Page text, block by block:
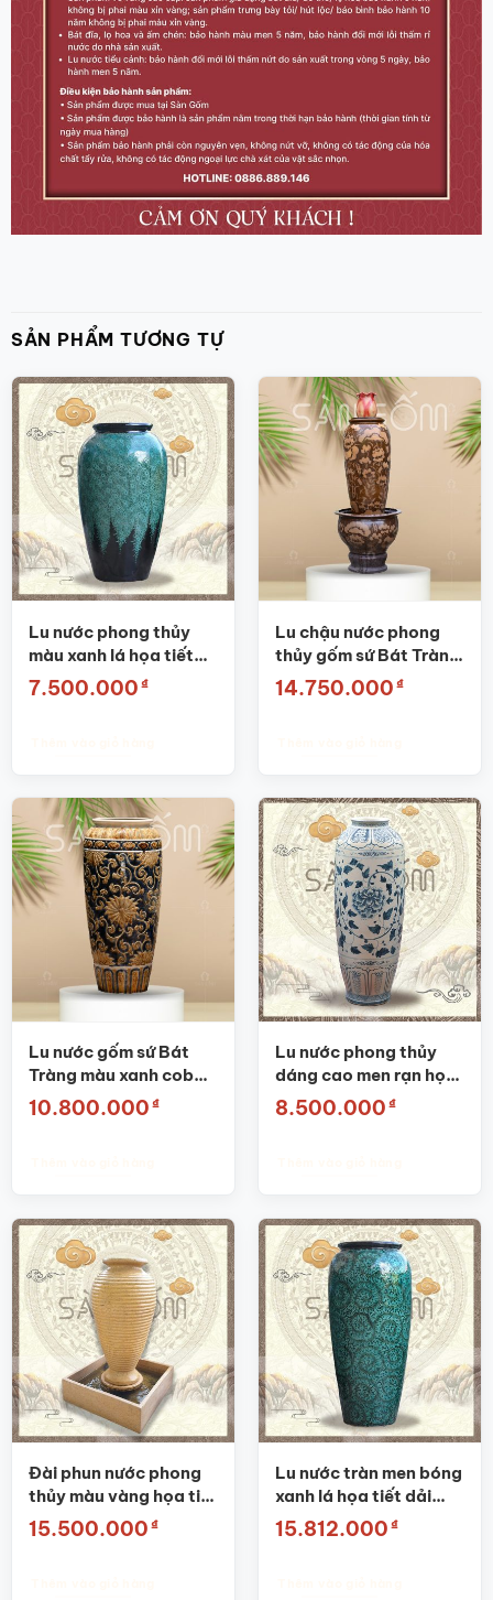
SẢN PHẨM TƯƠNG TỰ
Lu nước phong thủy
màu xanh lá họa tiết
dây hoa khắc tay SG-
LN13
7.500.000 ₫
Lu chậu nước phong
thủy gốm sứ Bát Tràng
màu nâu họa tiết sen
chép SG-LN25
14.750.000 ₫
Lu nước gốm sứ Bát
Tràng màu xanh coban
họa tiết dây hoa phù
dung khắc nổi SG-
10.800.000 ₫
Lu nước phong thủy
dáng cao men rạn họa
tiết hoa phù dung SG-
LN15
8.500.000 ₫
Đài phun nước phong
thủy màu vàng họa tiết
gợn sóng SG-LN08
15.500.000 ₫
Lu nước tràn men bóng
xanh lá họa tiết dải
dây xoắn Bát Tràng
SG-LN14
15.812.000 ₫